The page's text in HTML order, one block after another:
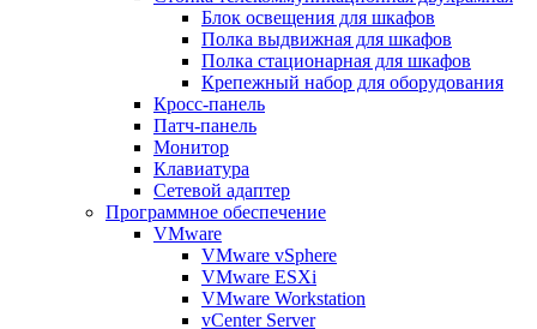
Блок освещения для шкафов
Полка выдвижная для шкафов
Полка стационарная для шкафов
Крепежный набор для оборудования
Кросс-панель
Патч-панель
Монитор
Клавиатура
Сетевой адаптер
Программное обеспечение
VMware
VMware vSphere
VMware ESXi
VMware Workstation
vCenter Server